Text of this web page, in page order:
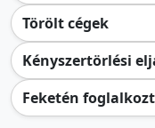
Törölt cégek
Kényszertörlési
Feketén